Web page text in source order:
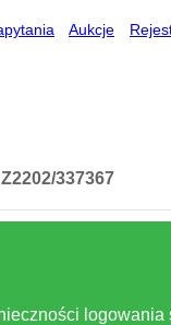
Aukcje
337367